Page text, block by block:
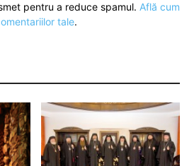
pentru a reduce spamul. Află cum
tale.